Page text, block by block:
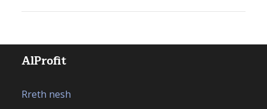
AlProfit
Rreth nesh